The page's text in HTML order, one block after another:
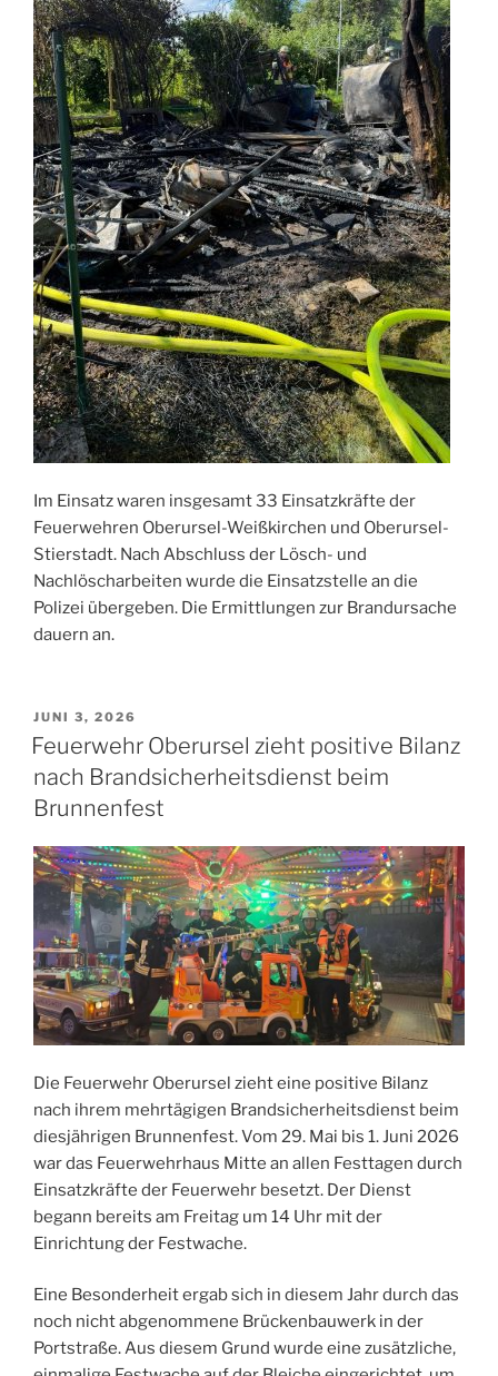
Im Einsatz waren insgesamt 33 Einsatzkräfte der
Feuerwehren Oberursel-Weißkirchen und Oberursel-
Stierstadt. Nach Abschluss der Lösch- und
Nachlöscharbeiten wurde die Einsatzstelle an die
Polizei übergeben. Die Ermittlungen zur Brandursache
dauern an.
VERÖFFENTLICHT
AM
JUNI 3, 2026
Feuerwehr Oberursel zieht positive Bilanz
nach Brandsicherheitsdienst beim
Brunnenfest
Die Feuerwehr Oberursel zieht eine positive Bilanz
nach ihrem mehrtägigen Brandsicherheitsdienst beim
diesjährigen Brunnenfest. Vom 29. Mai bis 1. Juni 2026
war das Feuerwehrhaus Mitte an allen Festtagen durch
Einsatzkräfte der Feuerwehr besetzt. Der Dienst
begann bereits am Freitag um 14 Uhr mit der
Einrichtung der Festwache.
Eine Besonderheit ergab sich in diesem Jahr durch das
noch nicht abgenommene Brückenbauwerk in der
Portstraße. Aus diesem Grund wurde eine zusätzliche,